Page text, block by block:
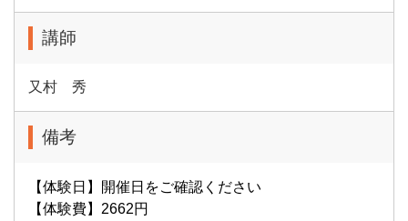
講師
又村 秀
備考
【体験日】開催日をご確認ください
【体験費】2662円